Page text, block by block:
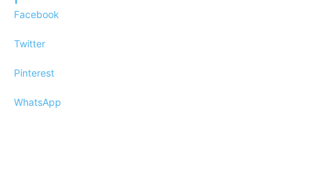
Facebook
Twitter
Pinterest
WhatsApp